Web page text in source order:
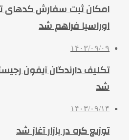
امکان ثبت سفارش کدهای
اوراسیا فراهم شد
۱۴۰۳/۰۹/۰۹
تکلیف دارندگان آیفون
شد
۱۴۰۳/۰۹/۱۴
توزیع کره در بازار آغاز شد